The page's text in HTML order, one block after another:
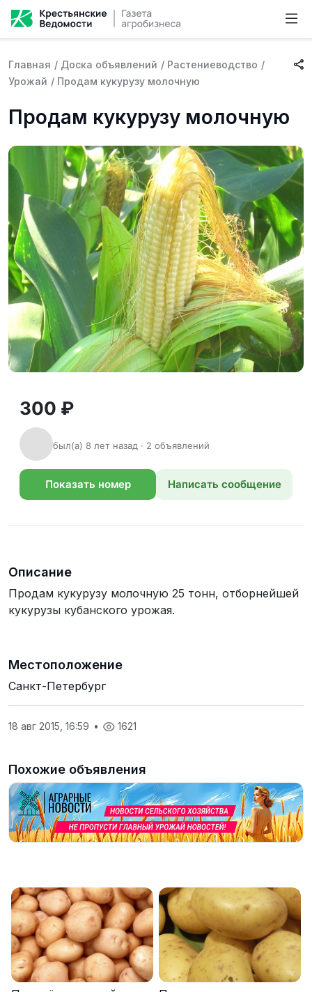
Главная / Доска объявлений / Растениеводство /
Урожай / Продам кукурузу молочную
Продам кукурузу молочную
300 ₽
был(а) 8 лет назад · 2 объявлений
Показать номер Написать сообщение
Описание
Продам кукурузу молочную 25 тонн, отборнейшей
кукурузы кубанского урожая.
Местоположение
Санкт-Петербург
18 авг 2015, 16:59 • 1621
Похожие объявления